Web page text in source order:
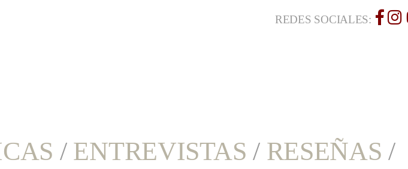
REDES SOCIALES:
/ ENTREVISTAS / RESEÑAS /